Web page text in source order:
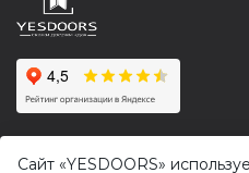
© 2017-2026,Yesdoors —
Сайт «YESDOORS»